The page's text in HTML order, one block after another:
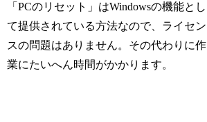
「PCのリセット」はWindowsの機能とし
て提供されている方法なので、ライセン
スの問題はありません。その代わりに作
業にたいへん時間がかかります。